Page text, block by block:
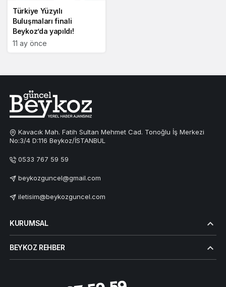
Türkiye Yüzyılı
Buluşmaları finali
Beykoz’da yapıldı!
11 ay önce
Kavacık Mah. Fatih Sultan Mehmet Cad. Tonoğlu İş Merkezi
No:3/4 D:116 Beykoz/İSTANBUL
0533 767 59 59
beykozguncel@gmail.com
iletisim@beykozguncel.com
KURUMSAL
BEYKOZ REHBER